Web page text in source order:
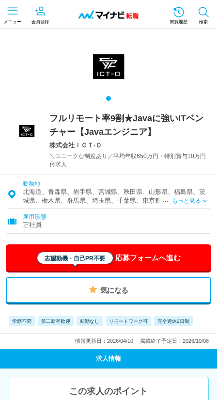
メニュー 会員登録 閲覧履歴 検索
フルリモート率9割★Javaに強いITベン
チャー【Javaエンジニア】
株式会社ＩＣＴ‐Ｏ
＼ユニークな制度あり／平均年収650万円・特別賞与10万円
付求人
勤務地
北海道、青森県、岩手県、宮城県、秋田県、山形県、福島県、茨
城県、栃木県、群馬県、埼玉県、千葉県、東京都、神奈川県、富
山県、石川県、福井県、新潟県、山梨県、長野県、岐阜県、静岡
県、愛知県、三重県、滋賀県、京都府、大阪府、兵庫県、奈良
県、和歌山県、鳥取県、島根県、岡山県、広島県、山口県、徳島
県、香川県、愛媛県、高知県、福岡県、佐賀県、長崎県、熊本
県、大分県、宮崎県、鹿児島県、沖縄県
もっと見る
雇用形態
正社員
志望動機・自己PR不要 応募フォームへ進む
気になる
学歴不問 第二新卒歓迎 転勤なし リモートワーク可 完全週休2日制
情報更新日：2026/04/10 掲載終了予定日：2026/10/08
求人情報
この求人のポイント